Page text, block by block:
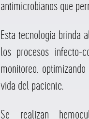
antimicrobianos que
Esta tecnología brinda
los procesos infecto-
monitoreo,
vida del paciente.
Se realizan